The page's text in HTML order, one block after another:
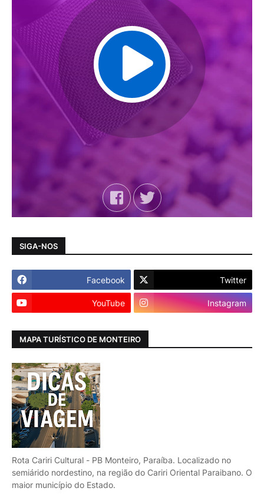
SIGA-NOS
Facebook Twitter
YouTube Instagram
MAPA TURÍSTICO DE MONTEIRO
Rota Cariri Cultural - PB Monteiro, Paraíba. Localizado no
semiárido nordestino, na região do Cariri Oriental Paraibano. O
maior município do Estado.